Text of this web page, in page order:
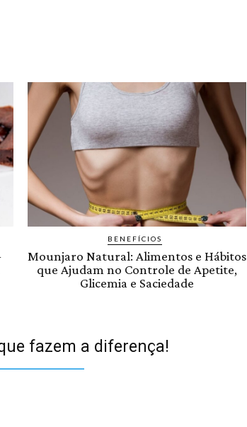
BENEFÍCIOS
Mounjaro Natural: Alimentos e Hábitos
que Ajudam no Controle de Apetite,
Glicemia e Saciedade
fazem a diferença!